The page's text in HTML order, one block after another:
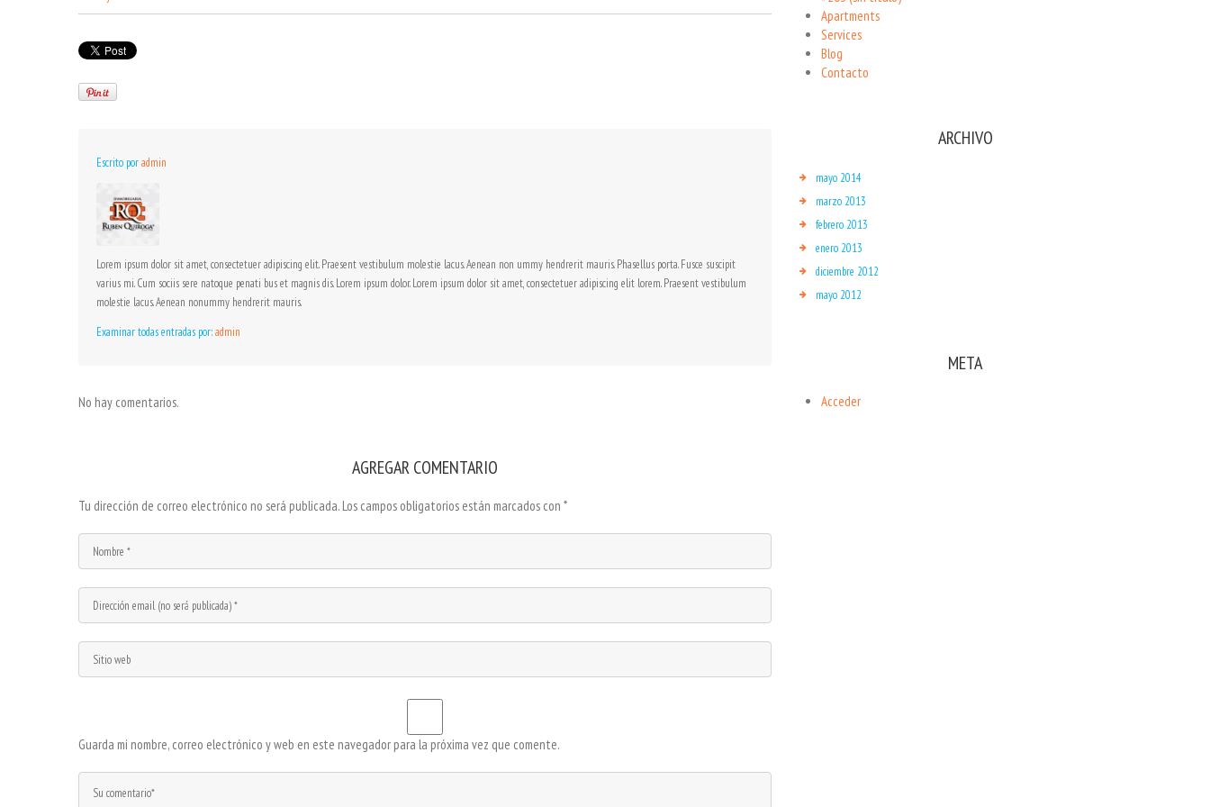
Escrito poradmin
Lorem ipsum dolor sit amet, consectetuer adipiscing elit. Praesent vestibulum molestie lacus. Aenean non ummy hendrerit mauris. Phasellus porta. Fusce suscipit
varius mi. Cum sociis sere natoque penati bus et magnis dis. Lorem ipsum dolor. Lorem ipsum dolor sit amet, consectetuer adipiscing elit lorem. Praesent vestibulum
molestie lacus. Aenean nonummy hendrerit mauris.
Examinar todas entradas por:admin
No hay comentarios.
AGREGAR COMENTARIO
Tu dirección de correo electrónico no será publicada. Los campos obligatorios están marcados con *
Guarda mi nombre, correo electrónico y web en este navegador para la próxima vez que comente.
Apartments
Services
Blog
Contacto
ARCHIVO
mayo 2014
marzo 2013
febrero 2013
enero 2013
diciembre 2012
mayo 2012
META
Acceder